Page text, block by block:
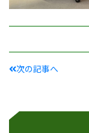
次の記事へ